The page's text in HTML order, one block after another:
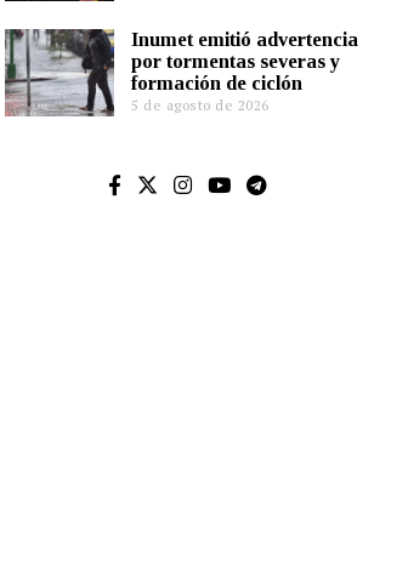
Inumet emitió advertencia
por tormentas severas y
formación de ciclón
5 de agosto de 2026